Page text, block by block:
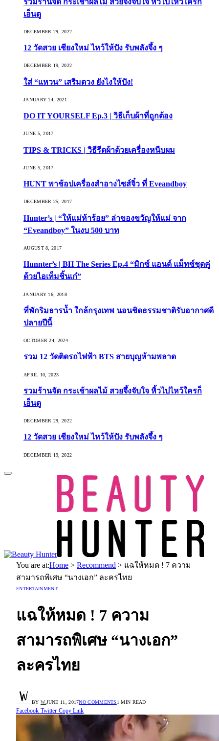
เอ็นดู
DECEMBER 29, 2022
12 วัดสวย เชียงใหม่ ไหว้ให้ปัง รับพลังจึ้ง ๆ
DECEMBER 19, 2022
ใส่ “แหวน” เสริมดวง ยังไงให้ปัง!
JANUARY 14, 2021
DO IT YOURSELF Ep.3 | วิธีเก็บผ้าที่ถูกต้อง
JUNE 5, 2017
TIPS & TRICKS | วิธีรีดผ้าด้วยเครื่องหนีบผม
JUNE 5, 2017
HUNT พาช้อปเครื่องสำอางไซส์จิ๋ว ที่ Eveandboy
DECEMBER 25, 2017
Hunter’s | “ให้แม่ห้าร้อย” ล่าของขวัญให้แม่ จาก
“Eveandboy” ในงบ 500 บาท
AUGUST 8, 2017
Hunnter’s | BH The Series Ep.4 “มิกซ์ แอนด์ แม็ทซ์ชุดคู่
ด้วยไอเท็มชิ้นเก๋”
JANUARY 16, 2018
ที่พักริมธารน้ำ ใกล้กรุงเทพ นอนชิดธรรมชาติรับอากาศดี
ปลายปีนี้
OCTOBER 24, 2024
รวม 12 วัดติดรถไฟฟ้า BTS สายบุญห้ามพลาด
APRIL 10, 2023
รวมร้านจัด กระเช้าผลไม้ สวยจึ้งจับใจ หิ้วไปไหว้ใครก็
เอ็นดู
DECEMBER 29, 2022
12 วัดสวย เชียงใหม่ ไหว้ให้ปัง รับพลังจึ้ง ๆ
DECEMBER 19, 2022
You are at:Home > Recommend > แฉให้หมด ! 7 ความ
สามารถพิเศษ “นางเอก” ละครไทย
ENTERTAINMENT
แฉให้หมด ! 7 ความ
สามารถพิเศษ “นางเอก”
ละครไทย
BY W.JUNE 11, 2017NO COMMENTS 1 MIN READ
Facebook Twitter Copy Link